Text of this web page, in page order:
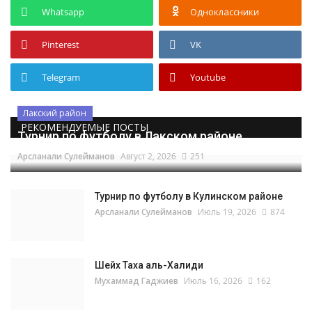
Whatsapp Одноклассники
Pinterest VK
Telegram Youtube
РЕКОМЕНДУЕМЫЕ ПОСТЫ
Лакский район
Турнир по футболу в Лакском районе
Арсланали Сулейманов Август 2, 2026 251
Турнир по футболу в Кулинском районе
Арсланали Сулейманов Июль 19, 2026 874
Шейх Таха аль-Халиди
Мухаммад Гаджиев Июль 16, 2026 162